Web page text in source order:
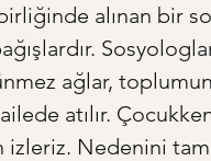
alınan bir
ağlar,
atılır.
izleriz. Nedenini